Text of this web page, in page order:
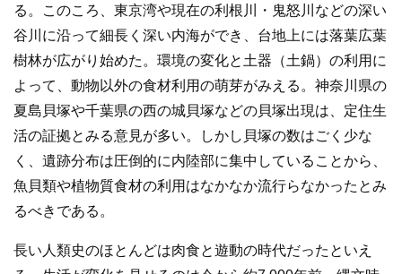
る。このころ、東京湾や現在の利根川・鬼怒川などの深い
谷川に沿って細長く深い内海ができ、台地上には落葉広葉
樹林が広がり始めた。環境の変化と土器（土鍋）の利用に
よって、動物以外の食材利用の萌芽がみえる。神奈川県の
夏島貝塚や千葉県の西の城貝塚などの貝塚出現は、定住生
活の証拠とみる意見が多い。しかし貝塚の数はごく少な
く、遺跡分布は圧倒的に内陸部に集中していることから、
魚貝類や植物質食材の利用はなかなか流行らなかったとみ
るべきである。
長い人類史のほとんどは肉食と遊動の時代だったといえ